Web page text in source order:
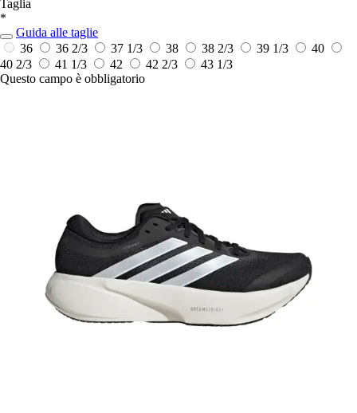
Taglia
*
Guida alle taglie
36
36 2/3 37 1/3 38 38 2/3 39 1/3
40
40 2/3
41 1/3 42 42 2/3
43 1/3
Questo campo è obbligatorio